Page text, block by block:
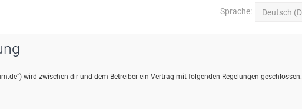
Sprache:
wird zwischen dir und dem Betreiber ein Vertrag mit folgenden Regelungen geschlossen: